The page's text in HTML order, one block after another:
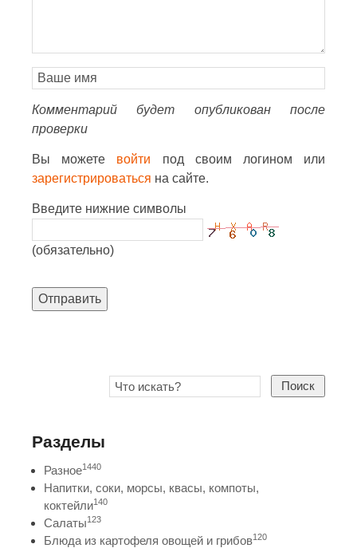
Комментарий будет опубликован после
проверки
Вы можете войти под своим логином или
зарегистрироваться на сайте.
Введите нижние символы
(обязательно)
Отправить
Поиск
Разделы
Разное1440
Напитки, соки, морсы, квасы, компоты,
коктейли140
Салаты123
Блюда из картофеля овощей и грибов120